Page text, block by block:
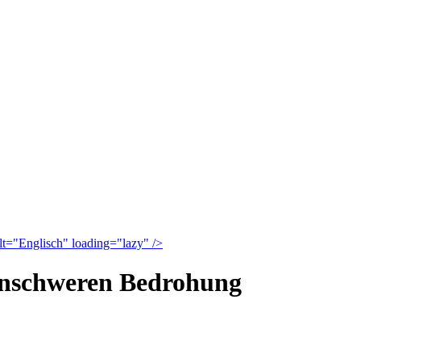
loading="lazy" />
Bedrohung